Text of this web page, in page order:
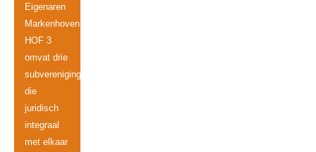
Eigenaren
Markenhoven
HOF 3
omvat drie
subverenigingen,
die
juridisch
integraal
met elkaar